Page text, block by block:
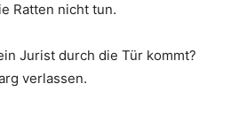
Ratten nicht tun.
Jurist durch die Tür kommt?
verlassen.